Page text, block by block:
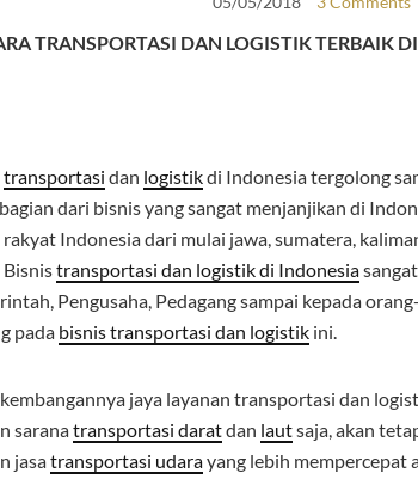
TRANSPORTASI DAN LOGISTIK TERBAIK
transportasi dan logistikdi Indonesia tergolong
dari bisnis yang sangat menjanjikan di
rakyat Indonesia dari mulai jawa, sumatera,
transportasi dan logistik di Indonesia
Pengusaha, Pedagang sampai kepada
pada bisnis transportasi dan logistik ini.
jaya layanan transportasi dan
saranatransportasi daratdan lautsaja, akan
jasatransportasi udarayang lebih mempercepat